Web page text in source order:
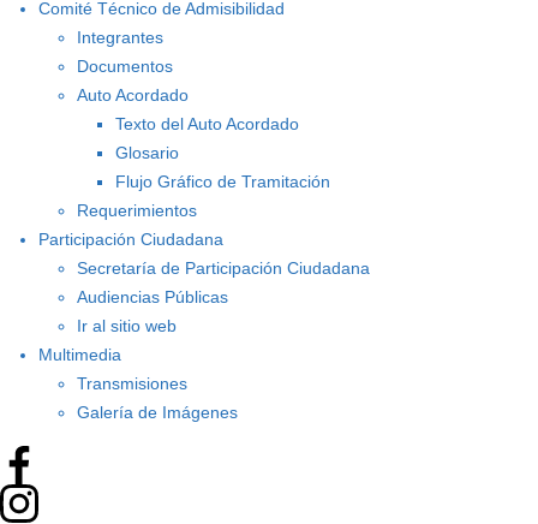
Comité Técnico de Admisibilidad
Integrantes
Documentos
Auto Acordado
Texto del Auto Acordado
Glosario
Flujo Gráfico de Tramitación
Requerimientos
Participación Ciudadana
Secretaría de Participación Ciudadana
Audiencias Públicas
Ir al sitio web
Multimedia
Transmisiones
Galería de Imágenes